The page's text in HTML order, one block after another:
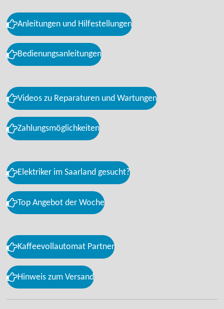
Anleitungen und Hilfestellungen
Bedienungsanleitungen
Videos zu Reparaturen und Wartungen
Zahlungsmöglichkeiten
Elektriker im Saarland gesucht?
Top Angebot der Woche
Kaffeevollautomat Partner
Hinweis zum Versand